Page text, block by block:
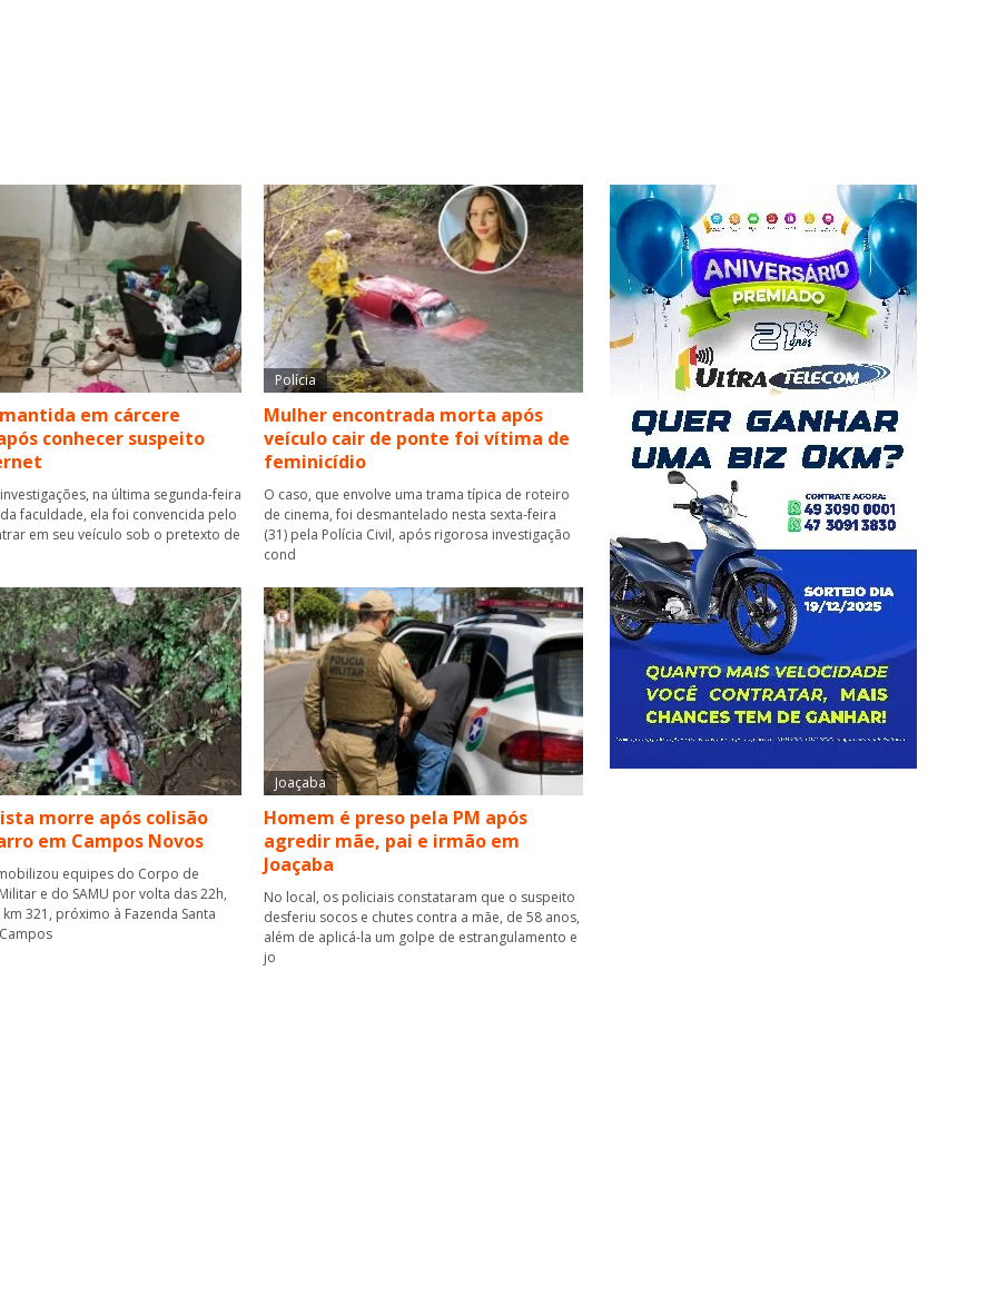
em cárcere
conhecer suspeito
na última segunda-feira
faculdade, ela foi convencida pelo
em seu veículo sob o pretexto de
Polícia
Mulher encontrada morta após
veículo cair de ponte foi vítima de
feminicídio
O caso, que envolve uma trama típica de roteiro
de cinema, foi desmantelado nesta sexta-feira
(31) pela Polícia Civil, após rigorosa investigação
cond
morre após colisão
em Campos Novos
equipes do Corpo de
e do SAMU por volta das 22h,
321, próximo à Fazenda Santa
Joaçaba
Homem é preso pela PM após
agredir mãe, pai e irmão em
Joaçaba
No local, os policiais constataram que o suspeito
desferiu socos e chutes contra a mãe, de 58 anos,
além de aplicá-la um golpe de estrangulamento e
jo